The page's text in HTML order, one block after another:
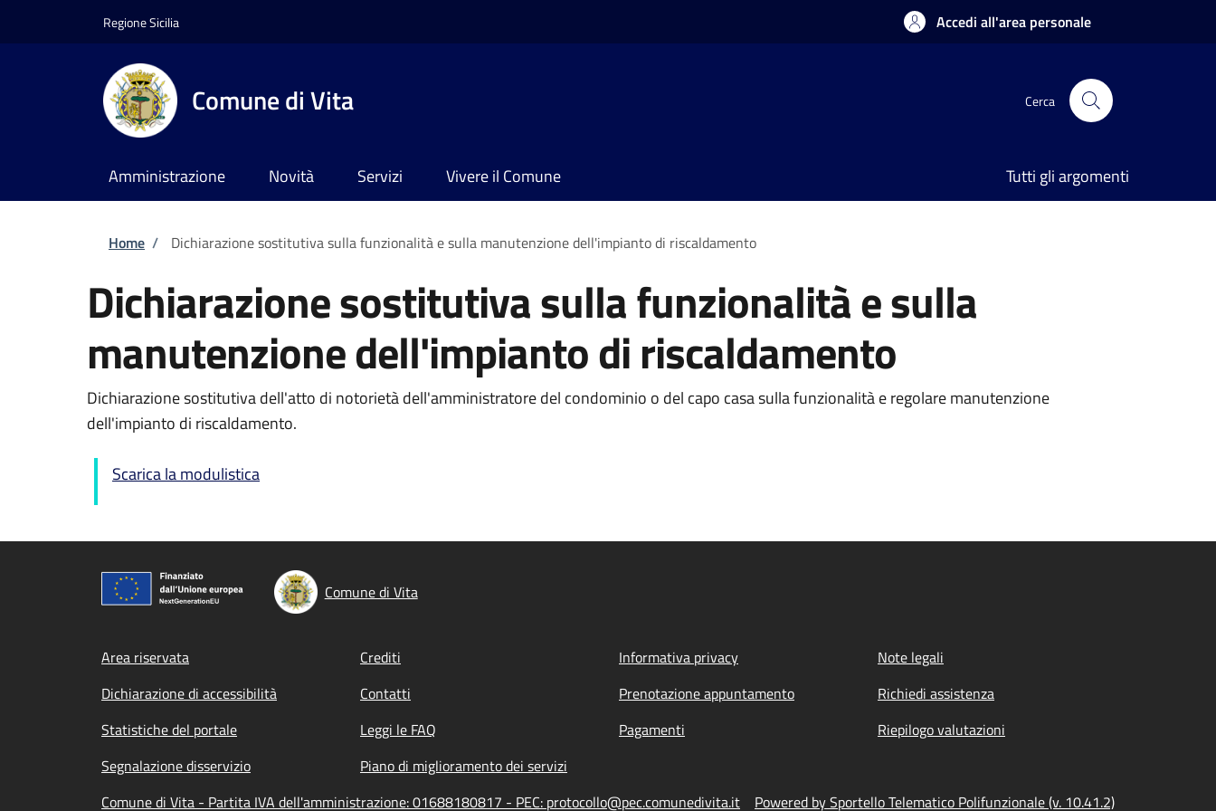
Regione Sicilia Accedi all'area personale
Comune di Vita Cerca
Amministrazione Novità Servizi Vivere il Comune Tutti gli argomenti
Briciole di pane
Home / Dichiarazione sostitutiva sulla funzionalità e sulla manutenzione dell'impianto di riscaldamento
Dichiarazione sostitutiva sulla funzionalità e sulla
manutenzione dell'impianto di riscaldamento
Dichiarazione sostitutiva dell'atto di notorietà dell'amministratore del condominio o del capo casa sulla funzionalità e regolare manutenzione
dell'impianto di riscaldamento.
Scarica la modulistica
Comune di Vita
Footer menu
Area riservata Crediti Informativa privacy
Note legali
Dichiarazione di accessibilità
Contatti Prenotazione appuntamento
Richiedi assistenza
Statistiche del portale
Leggi le FAQ Pagamenti
Riepilogo valutazioni
Segnalazione disservizio
Piano di miglioramento dei servizi
Comune di Vita - Partita IVA dell'amministrazione: 01688180817 - PEC: protocollo@pec.comunedivita.it
Powered by Sportello Telematico Polifunzionale (v. 10.41.2)